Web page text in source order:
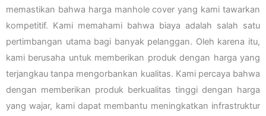
memastikan bahwa harga manhole cover yang kami tawarkan
kompetitif. Kami memahami bahwa biaya adalah salah satu
pertimbangan utama bagi banyak pelanggan. Oleh karena itu,
kami berusaha untuk memberikan produk dengan harga yang
terjangkau tanpa mengorbankan kualitas. Kami percaya bahwa
dengan memberikan produk berkualitas tinggi dengan harga
yang wajar, kami dapat membantu meningkatkan infrastruktur